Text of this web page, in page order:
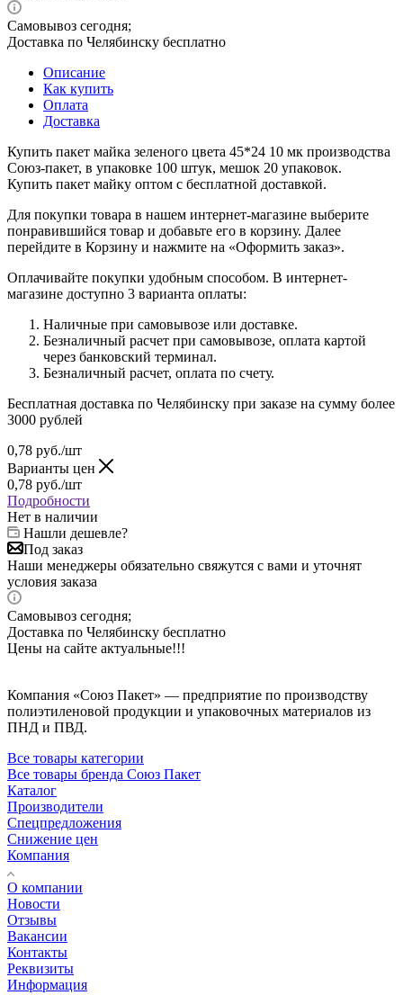
Самовывоз сегодня;
Доставка по Челябинску бесплатно
Описание
Как купить
Оплата
Доставка
Купить пакет майка зеленого цвета 45*24 10 мк производства
Союз-пакет, в упаковке 100 штук, мешок 20 упаковок.
Купить пакет майку оптом с бесплатной доставкой.
Для покупки товара в нашем интернет-магазине выберите
понравившийся товар и добавьте его в корзину. Далее
перейдите в Корзину и нажмите на «Оформить заказ».
Оплачивайте покупки удобным способом. В интернет-
магазине доступно 3 варианта оплаты:
Наличные при самовывозе или доставке.
Безналичный расчет при самовывозе, оплата картой
через банковский терминал.
Безналичный расчет, оплата по счету.
Бесплатная доставка по Челябинску при заказе на сумму более
3000 рублей
0,78 руб./шт
Варианты цен
0,78 руб./шт
Подробности
Нет в наличии
Нашли дешевле?
Под заказ
Наши менеджеры обязательно свяжутся с вами и уточнят
условия заказа
Самовывоз сегодня;
Доставка по Челябинску бесплатно
Цены на сайте актуальные!!!
Компания «Союз Пакет» — предприятие по производству
полиэтиленовой продукции и упаковочных материалов из
ПНД и ПВД.
Все товары категории
Все товары бренда Союз Пакет
Каталог
Производители
Спецпредложения
Снижение цен
Компания
О компании
Новости
Отзывы
Вакансии
Контакты
Реквизиты
Информация